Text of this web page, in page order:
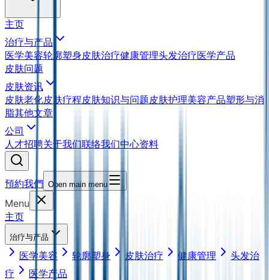
主页
治疗与产品
医学美容轮廓塑身皮肤治疗健康管理头发治疗医学产品
皮肤问题
皮肤资讯
皮肤老化皮肤疗程皮肤知识与问题皮肤护理美容产品塑形与消
脂其他文章
公司
人才招聘关于我们联络我们中心资料
預約我們 Open main menu
Menu
主页
治疗与产品
医学美容 轮廓塑身 皮肤治疗 健康管理
头发治
疗
医学产品